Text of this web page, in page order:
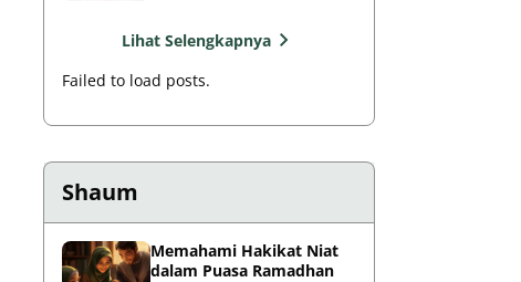
Lihat Selengkapnya
Failed to load posts.
Shaum
Memahami Hakikat Niat
dalam Puasa Ramadhan